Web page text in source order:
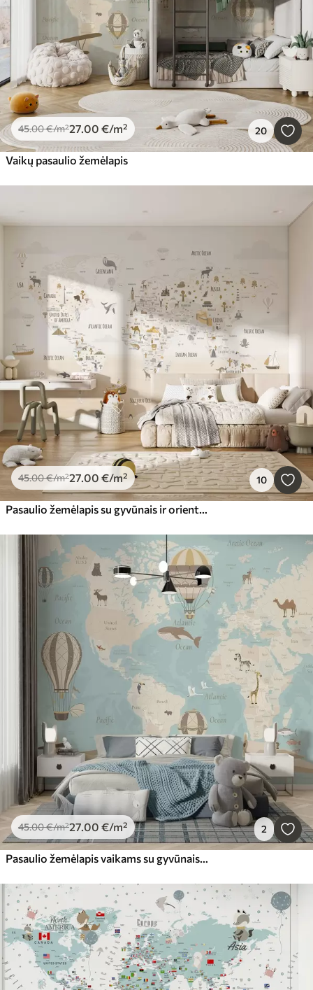
45.00€/m²27.00 €/m² 20
Vaikų pasaulio žemėlapis
45.00€/m²27.00 €/m² 10
Pasaulio žemėlapis su gyvūnais ir orientyrais
45.00€/m²27.00 €/m² 2
Pasaulio žemėlapis vaikams su gyvūnais, lėktuvais ir oro balionais. Anglų kalba. Mėlyna spalva.